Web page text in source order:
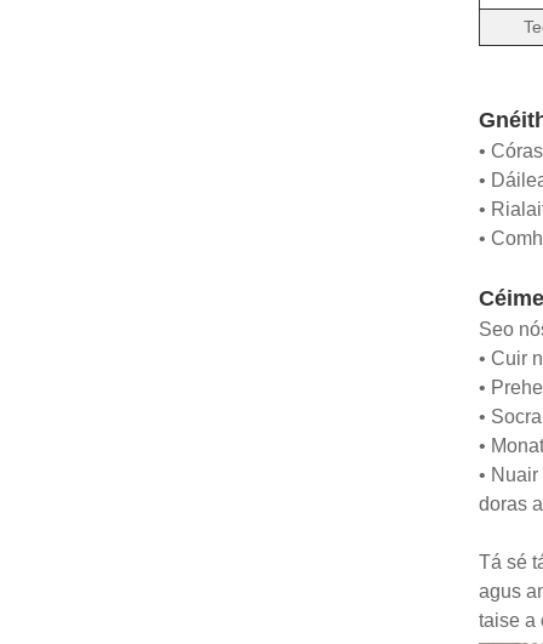
•
•
•
•
Seo
• Cuir
•
•
•
•
doras
Tá sé
agus
taise a